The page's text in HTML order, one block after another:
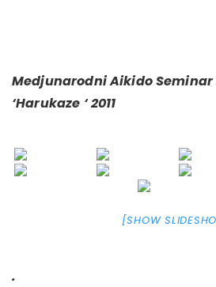
Medjunarodni Aikido
‘Harukaze ‘ 2011
[SHOW
.